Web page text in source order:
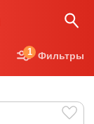
Фильтры
1